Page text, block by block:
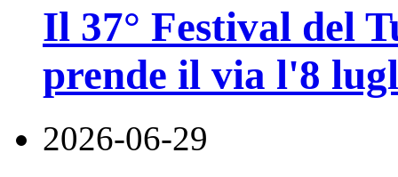
Il 37° Festival del
prende il via l'8
2026-06-29